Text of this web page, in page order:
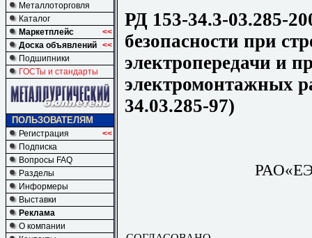
Металлоторговля
Каталог
Маркетплейс
<<
Доска объявлений <<
Подшипники
ГОСТы и стандарты
ПОЛЬЗОВАТЕЛЯМ
Регистрация
<<
Подписка
Вопросы FAQ
Разделы
Информеры
Выставки
Реклама
О компании
РД 153-34.3-03.285-
безопасности при
электропередачи и
электромонтажных
34.03.285-97)